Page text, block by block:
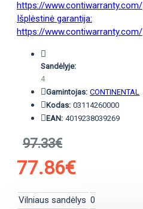
Išplėstinė garantija:
https://www.contiwarranty.com/
Sandėlyje:
4
Gamintojas: CONTINENTAL
Kodas: 03114260000
EAN: 4019238039269
97.33€
77.86€
Vilniaus sandėlys 0